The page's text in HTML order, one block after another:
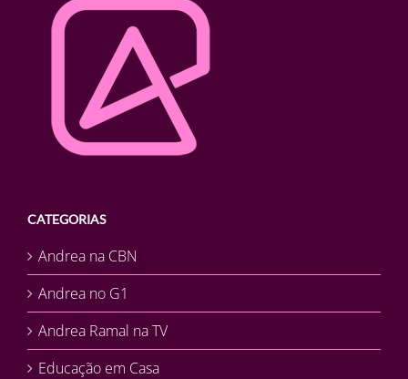
CATEGORIAS
Andrea na CBN
Andrea no G1
Andrea Ramal na TV
Educação em Casa